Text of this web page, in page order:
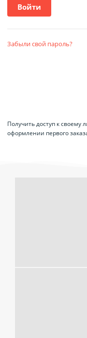
Забыли свой пароль?
Получить доступ к своему
оформлении первого